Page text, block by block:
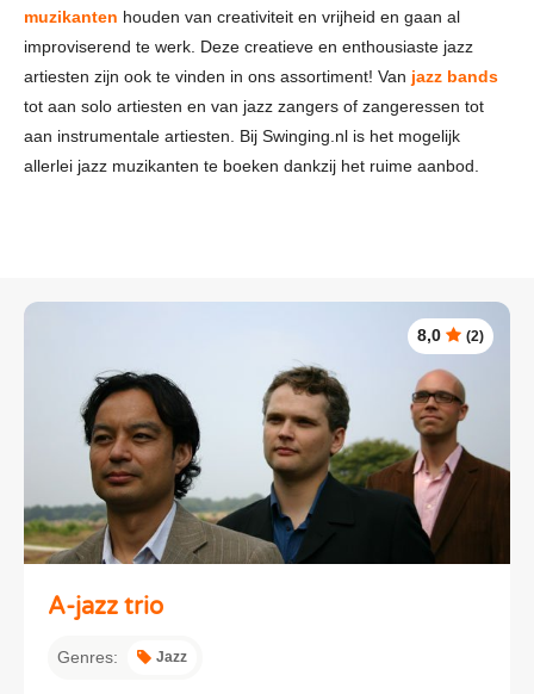
muzikanten houden van creativiteit en vrijheid en gaan al
improviserend te werk. Deze creatieve en enthousiaste jazz
artiesten zijn ook te vinden in ons assortiment! Van jazz bands
tot aan solo artiesten en van jazz zangers of zangeressen tot
aan instrumentale artiesten. Bij Swinging.nl is het mogelijk
allerlei jazz muzikanten te boeken dankzij het ruime aanbod.
8,0 (2)
A-jazz trio
Genres: Jazz